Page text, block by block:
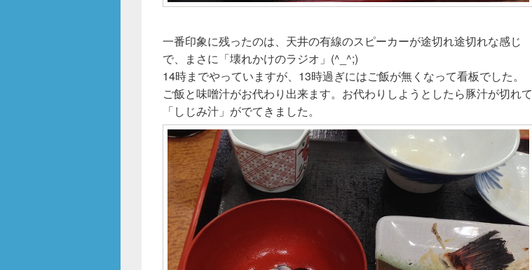
一番印象に残ったのは、天井の有線のスピーカーが途切れ途切れな感じ
で、まさに「壊れかけのラジオ」(^_^;)
14時までやっていますが、13時過ぎにはご飯が無くなって看板でした。
ご飯と味噌汁がお代わり出来ます。お代わりしようとしたら豚汁が切れて
「しじみ汁」がでてきました。